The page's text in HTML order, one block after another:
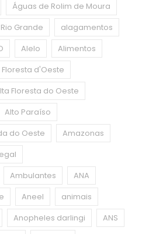
Águas de Rolim de Moura
Grande
alagamentos
Alelo
Alimentos
Floresta d'Oeste
Floresta do Oeste
Alto Paraíso
do Oeste
Amazonas
Ambulantes
ANA
Aneel
animais
Anopheles darlingi
ANS